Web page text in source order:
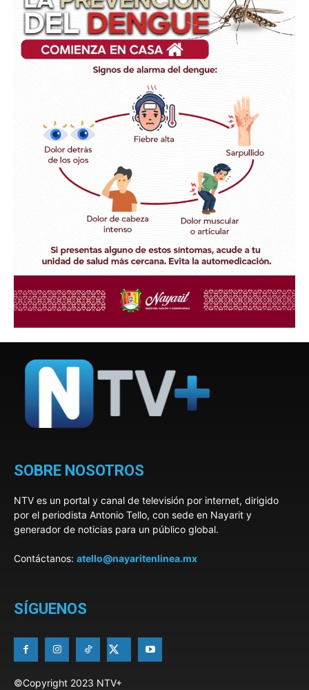
SOBRE NOSOTROS
NTV es un portal y canal de televisión por internet, dirigido
por el periodista Antonio Tello, con sede en Nayarit y
generador de noticias para un público global.
Contáctanos: atello@nayaritenlinea.mx
SÍGUENOS
©Copyright 2023 NTV+